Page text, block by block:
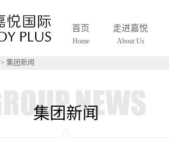
首页
Home
走进嘉悦
About Us
> 集团新闻
集团新闻